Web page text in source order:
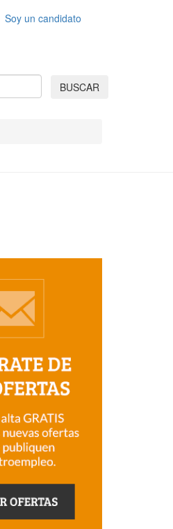
Soy un candidato
BUSCAR